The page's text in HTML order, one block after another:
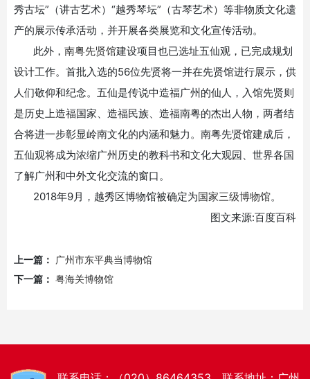
秀古坛” （讲古艺术） “越秀琴坛” （古琴艺术）等非物质文化遗
产的展示传承活动，并开展各类展览和文化宣传活动。
此外， 南粤先贤馆建设项目也已选址五仙观，已完成规划
设计工作。首批入选的56位先贤将一并在先贤馆进行展示，供
人们敬仰和纪念。五仙是传说中造福广州的仙人，入馆先贤则
是历史上造福国家、造福民族、造福南粤的杰出人物，两者结
合将进一步彰显岭南文化的内涵和魅力。南粤先贤馆建成后，
五仙观将成为浓缩广州历史的教科书和文化大观园、世界各国
了解广州和中外文化交流的窗口。
2018年9月，越秀区博物馆被确定为国家三级博物馆。
图文来源:百度百科
上一篇：
广州市东平典当博物馆
下一篇： 粤海关博物馆